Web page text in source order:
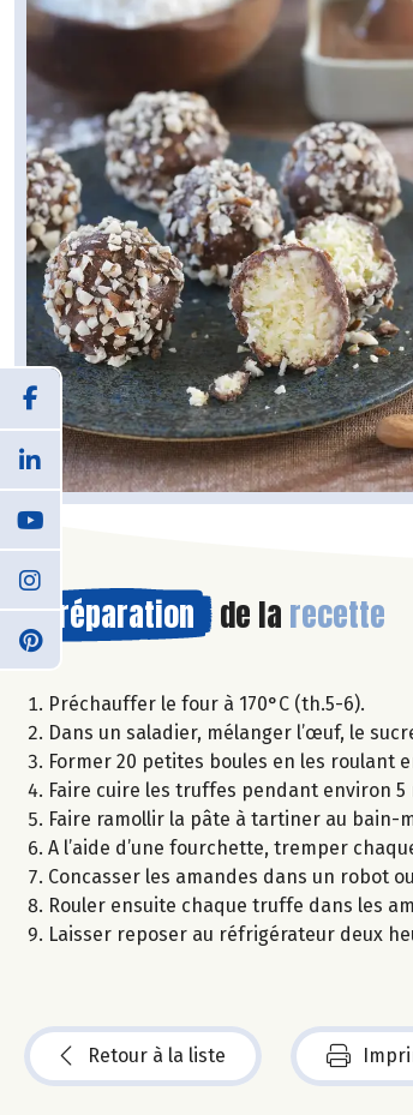
Préparation de la recette
Préchauffer le four à 170°C (th.5-6).
Dans un saladier, mélanger l’œuf, le
Former 20 petites boules en les roulant
Faire cuire les truffes pendant environ
Faire ramollir la pâte à tartiner au bain-
A l’aide d’une fourchette, tremper
Concasser les amandes dans un robot
Rouler ensuite chaque truffe dans les
Laisser reposer au réfrigérateur deux
Retour à la liste